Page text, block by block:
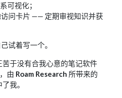
可视化；
访问卡片 —— 定期审视知识并获
试着写一个。
于没有合我心意的笔记软件
由 Roam Research 所带来的
我。